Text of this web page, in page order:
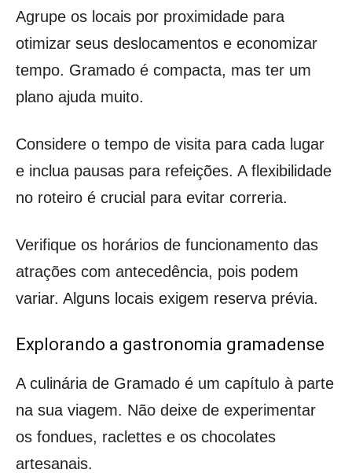
Agrupe os locais por proximidade para
otimizar seus deslocamentos e economizar
tempo. Gramado é compacta, mas ter um
plano ajuda muito.
Considere o tempo de visita para cada lugar
e inclua pausas para refeições. A flexibilidade
no roteiro é crucial para evitar correria.
Verifique os horários de funcionamento das
atrações com antecedência, pois podem
variar. Alguns locais exigem reserva prévia.
Explorando a gastronomia gramadense
A culinária de Gramado é um capítulo à parte
na sua viagem. Não deixe de experimentar
os fondues, raclettes e os chocolates
artesanais.